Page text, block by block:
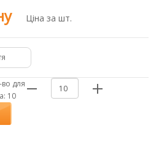
Ціна за шт.
для
10